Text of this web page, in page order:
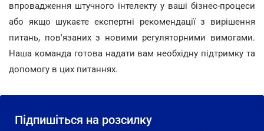
впровадження штучного інтелекту у ваші бізнес-процеси
або якщо шукаєте експертні рекомендації з вирішення
питань, пов'язаних з новими регуляторними вимогами.
Наша команда готова надати вам необхідну підтримку та
допомогу в цих питаннях.
Підпишіться на розсилку